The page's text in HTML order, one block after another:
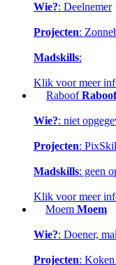
Wie?: Deelnemer
Projecten:
Madskills:
Klik voor meer
Raboof Raboof
Wie?: niet
Projecten:
Madskills: geen
Klik voor meer
Moem Moem
Wie?: Doener,
Projecten: